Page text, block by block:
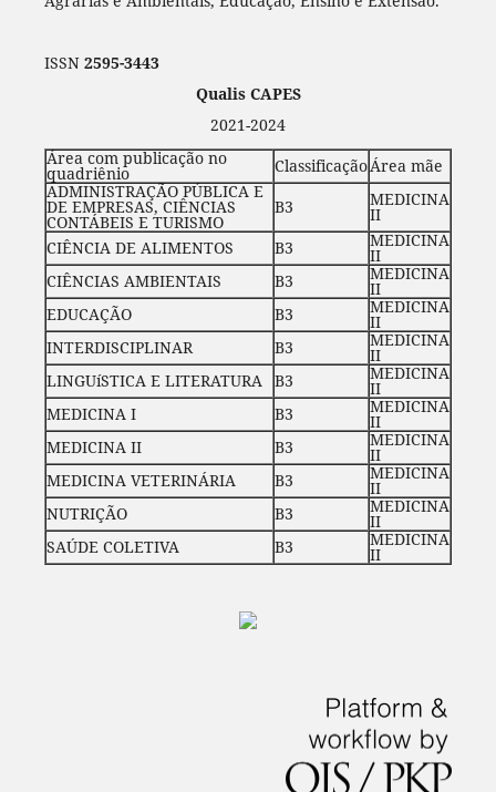
ISSN 2595-3443
Qualis CAPES
2021-2024
Área com publicação no
quadriênio ClassificaçãoÁrea mãe
ADMINISTRAÇÃO PÚBLICA E
DE EMPRESAS, CIÊNCIAS
CONTÁBEIS E TURISMO
B3 MEDICINA
II
CIÊNCIA DE ALIMENTOS
B3 MEDICINA
II
CIÊNCIAS AMBIENTAIS
B3 MEDICINA
II
EDUCAÇÃO
B3 MEDICINA
II
INTERDISCIPLINAR
B3 MEDICINA
II
LINGUíSTICA E LITERATURA B3 MEDICINA
II
MEDICINA I
B3 MEDICINA
II
MEDICINA II
B3 MEDICINA
II
MEDICINA VETERINÁRIA
B3 MEDICINA
II
NUTRIÇÃO
B3 MEDICINA
II
SAÚDE COLETIVA
B3 MEDICINA
II